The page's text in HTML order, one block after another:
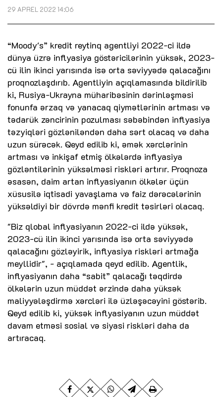
29 APREL 2022 14:06
“Moody's” kredit reytinq agentliyi 2022-ci ildə
dünya üzrə inflyasiya göstəricilərinin yüksək, 2023-
cü ilin ikinci yarısında isə orta səviyyədə qalacağını
proqnozlaşdırıb. Agentliyin açıqlamasında bildirilib
ki, Rusiya-Ukrayna müharibəsinin dərinləşməsi
fonunfa ərzaq və yanacaq qiymətlərinin artması və
tədarük zəncirinin pozulması səbəbindən inflyasiya
təzyiqləri gözləniləndən daha sərt olacaq və daha
uzun sürəcək. Qeyd edilib ki, əmək xərclərinin
artması və inkişaf etmiş ölkələrdə inflyasiya
gözləntilərinin yüksəlməsi riskləri artırır. Proqnoza
əsasən, daim artan inflyasiyanın ölkələr üçün
xüsusilə iqtisadi yavaşlama və faiz dərəcələrinin
yüksəldiyi bir dövrdə mənfi kredit təsirləri olacaq.
"Biz qlobal inflyasiyanın 2022-ci ildə yüksək,
2023-cü ilin ikinci yarısında isə orta səviyyədə
qalacağını gözləyirik, inflyasiya riskləri artmağa
meyllidir", - açıqlamada qeyd edilib. Agentlik,
inflyasiyanın daha “sabit” qalacağı təqdirdə
ölkələrin uzun müddət ərzində daha yüksək
maliyyələşdirmə xərcləri ilə üzləşəcəyini göstərib.
Qeyd edilib ki, yüksək inflyasiyanın uzun müddət
davam etməsi sosial və siyasi riskləri daha da
artıracaq.